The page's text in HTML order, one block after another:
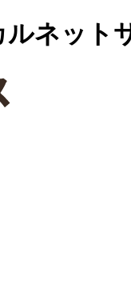
ネット